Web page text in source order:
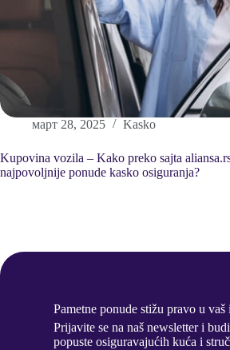
март 28, 2025 Kasko
Kupovina vozila – Kako preko sajta
najpovoljnije ponude kasko osiguranja?
Pametne ponude stižu pravo u vaš
Prijavite se na naš newsletter i
popuste osiguravajućih kuća i